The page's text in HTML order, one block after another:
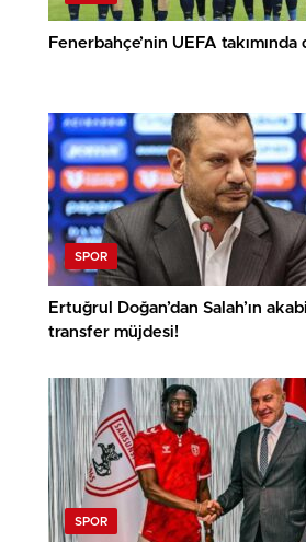
Fenerbahçe’nin UEFA
SPOR
Ertuğrul Doğan’dan Salah’ın
transfer müjdesi!
SPOR